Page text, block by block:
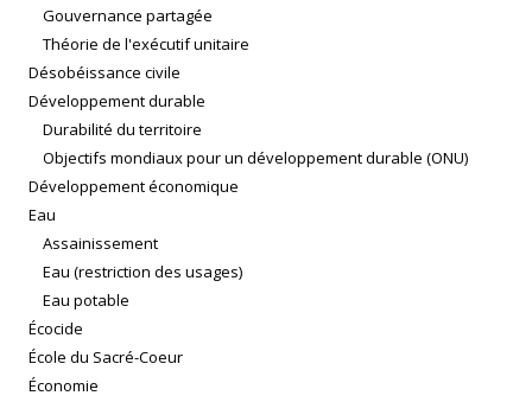
Gouvernance partagée
Théorie de l'exécutif unitaire
Désobéissance civile
Développement durable
Durabilité du territoire
Objectifs mondiaux pour un développement durable (ONU)
Développement économique
Eau
Assainissement
Eau (restriction des usages)
Eau potable
Écocide
École du Sacré-Coeur
Économie